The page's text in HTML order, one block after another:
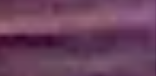
菅田将暉「まちがいさがし」...